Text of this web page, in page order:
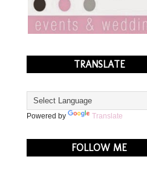
TRANSLATE
Powered by Translate
FOLLOW ME